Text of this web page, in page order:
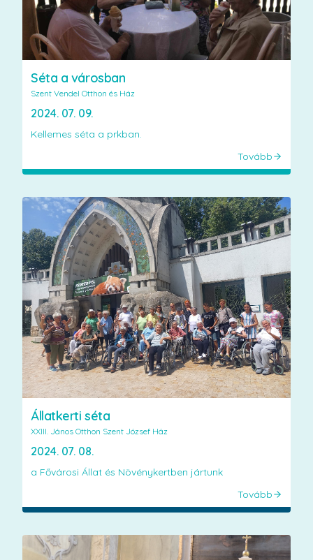
Séta a városban
Szent Vendel Otthon és Ház
2024. 07. 09.
Kellemes séta a prkban.
Tovább
Állatkerti séta
XXIII. János Otthon Szent József Ház
2024. 07. 08.
a Fővárosi Állat és Növénykertben jártunk
Tovább